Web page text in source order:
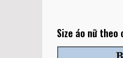
Size áo nữ theo